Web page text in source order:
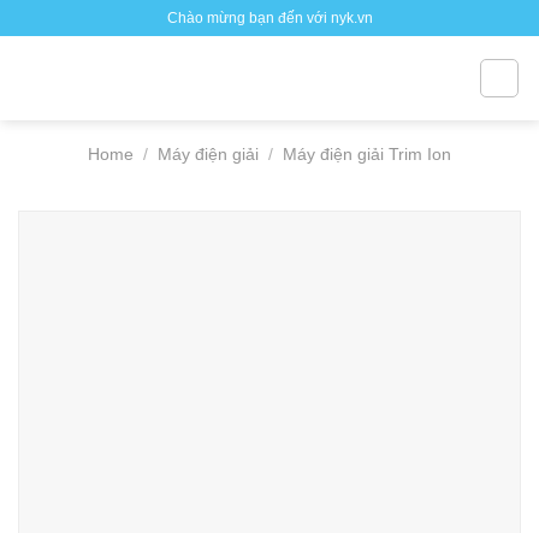
to
Chào mừng bạn đến với nyk.vn
Home / Máy điện giải / Máy điện giải Trim Ion